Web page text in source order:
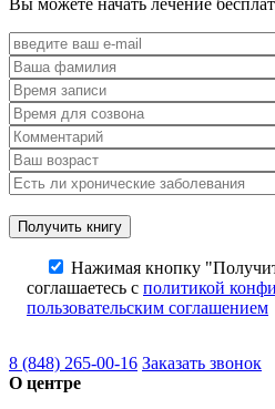
Нажимая кнопку
соглашаетесь с политикой
пользовательским соглашением
8 (848) 265-00-16 Заказать звонок
О центре